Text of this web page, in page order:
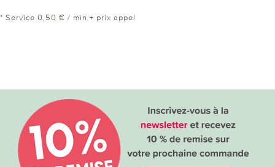
* Service 0,50 € / min + prix appel